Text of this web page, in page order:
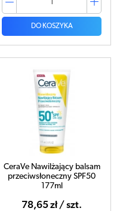
DO KOSZYKA
CeraVe Nawilżający balsam
przeciwsłoneczny SPF50
177ml
78,65 zł / szt.